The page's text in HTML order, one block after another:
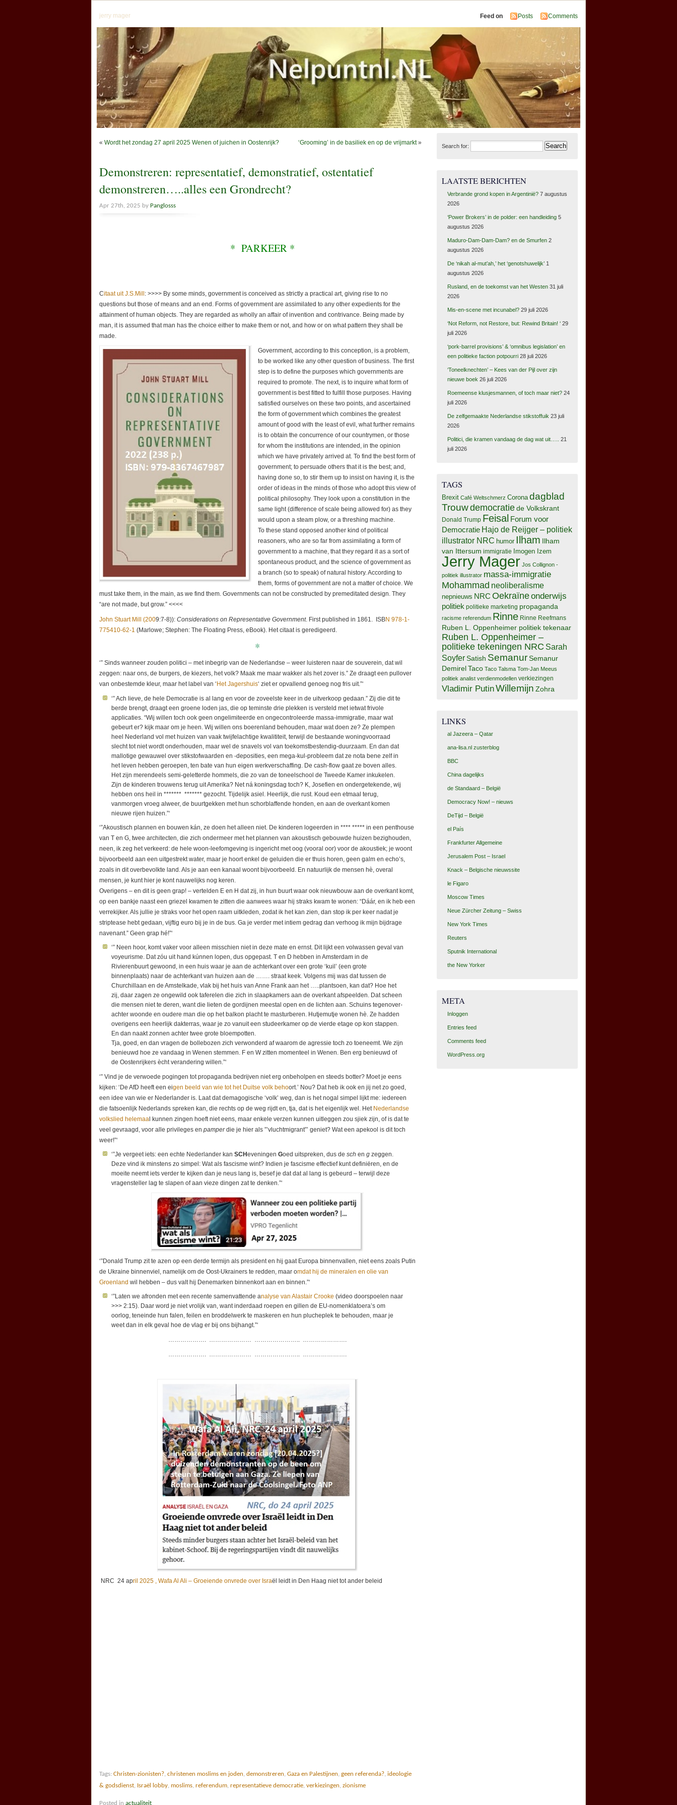
jerry mager Feed on Posts Comments
« Wordt het zondag 27 april 2025 Wenen of juichen in Oostenrijk? ‘Grooming’ in de basiliek en op de vrijmarkt»
Demonstreren: representatief, demonstratief, ostentatief
demonstreren…..alles een Grondrecht?
Apr 27th, 2025 by Panglosss
* PARKEER *
Citaat uit J.S.Mill: >>>> By some minds, government is conceived as strictly a practical art, giving rise to no
questions but those of means and an end. Forms of government are assimilated to any other expedients for the
attainment of human objects. They are regarded as wholly an affair of invention and contrivance. Being made by
man, it is assumed that man has the choice either to make them or not, and how or on what pattern they shall be
made.
Government, according to this conception, is a problem,
to be worked like any other question of business. The first
step is to define the purposes which governments are
required to promote. The next, is to inquire what form of
government is best fitted to fulfill those purposes. Having
satisfied ourselves on these two points, and ascertained
the form of government which combines the greatest
amount of good with the least of evil, what further remains
is to obtain the concurrence of our countrymen, or those
for whom the institutions are intended, in the opinion
which we have privately arrived at. To find the best form of
government; to persuade others that it is the best; and,
having done so, to stir them up to insist on having it, is the
order of ideas in the minds of those who adopt this view of
political philosophy. They look upon a constitution in the
same light (difference of scale being allowed for) as they
would upon a steam plow, or a threshing machine.
To these stand opposed another kind of political
reasoners, who are so far from assimilating a form of
government to a machine, that they regard it as a sort of
spontaneous product, and the science of government as
a branch (so to speak) of natural history. According to
them, forms of government are not a matter of choice. We
must take them, in the main, as we find them. Governments can not be constructed by premeditated design. They
“are not made, but grow.” <<<<
John Stuart Mill (2009:7-8)): Considerations on Representative Government. First published in 1861. ISBN 978-1-
775410-62-1 (Marlowe; Stephen: The Floating Press, eBook). Het citaat is geredigeerd.
*
‘” Sinds wanneer zouden politici – met inbegrip van de Nederlandse – weer luisteren naar de souverein, dat wil
zeggen: naar ons, de burgers, de kiezers, het volk? Maak me maar wakker als het zover is.” Ze draagt een pullover
van onbestemde kleur, maar het label van ‘ Het Jagershuis‘ ziet er opvallend genoeg nog fris uit.”‘
‘” Ach lieve, de hele Democratie is al lang en voor de zoveelste keer in de uitverkoop gedaan.” Zij die dit te
berde brengt, draagt een groene loden jas, die op teminste drie plekken is versteld met ietwat frivole
applicaties. “Wij willen toch ook geen ongelimiteerde en ongecontroleerde massa-immigratie, maar wat
gebeurt er? kijk maar om je heen. Wij willen ons boerenland behouden, maar wat doen ze? Ze plempen
heel Nederland vol met huizen van vaak twijfelachtige kwalititeit, terwijl de bestaande woningvoorraad
slecht tot niet wordt onderhouden, maar wel de snavels vol van toekomstbestendig-duurzaam. En dan dat
mallotige gewauwel over stikstofwaarden en -deposities, een mega-kul-probleem dat ze nota bene zelf in
het leven hebben geroepen, ten bate van hun eigen werkverschaffing. De cash-flow gaat ze boven alles.
Het zijn merendeels semi-geletterde hommels, die zo van de toneelschool de Tweede Kamer inkukelen.
Zijn de kinderen trouwens terug uit Amerika? Net ná koningsdag toch? K, Josefien en ondergetekende, wij
hebben ons heil in ******* ******* gezocht. Tijdelijk asiel. Heerlijk, die rust. Koud een etmaal terug,
vanmorgen vroeg alweer, de buurtgekken met hun schorblaffende honden, en aan de overkant komen
nieuwe rijen huizen.”‘
‘”Akoustisch plannen en bouwen kán, ze doen het alleen niet. De kinderen logeerden in **** ***** in een penthouse
van T en G, twee architecten, die zich ondermeer met het plannen van akoustisch gebouwde huizen bezighouden,
neen, ik zeg het verkeerd: de hele woon-leefomgeving is ingericht met oog (vooral oor) voor de akoustiek; je woont
bijvoorbeeld aan een uitgestrekt water, maar je hoort enkel de geluiden die er thuis horen, geen galm en echo’s,
zoals in dit overbevolkte land. Als je aan een kanaal woont bijvoorbeeld. En natuurlijk de mensen hè, overal
mensen, je kunt hier je kont nauwelijks nog keren.
Overigens – en dit is geen grap! – vertelden E en H dat zij, in hun buurt waar ook nieuwbouw aan de overkant komt,
op een bankje naast een griezel kwamen te zitten die aanwees waar hij straks kwam te wonen: “Dáár, en ik heb een
verrekijker. Als jullie je straks voor het open raam uitkleden, zodat ik het kan zien, dan stop ik per keer nadat je
striptease hebt gedaan, vijftig euro bij je in de bus. Ga je verder met intiem gedrag dan verhoog ik mijn bijdrage
navenant.” Geen grap hé!”‘
‘” Neen hoor, komt vaker voor alleen misschien niet in deze mate en ernst. Dit lijkt een volwassen geval van
voyeurisme. Dat zóu uit hand kúnnen lopen, dus opgepast. T en D hebben in Amsterdam in de
Rivierenbuurt gewoond, in een huis waar je aan de achterkant over een grote ‘kuil’ (een grote
binnenplaats) naar de achterkant van huizen aan de ……. straat keek. Volgens mij was dat tussen de
Churchillaan en de Amstelkade, vlak bij het huis van Anne Frank aan het …..plantsoen, kan dat? Hoe het
zij, daar zagen ze ongewild ook taferelen die zich in slaapkamers aan de overkant afspeelden. Dat scheen
die mensen niet te deren, want die lieten de gordijnen meestal open en de lichten aan. Schuins tegenover-
achter woonde en oudere man die op het balkon placht te masturberen. Hutjemutje wonen hè. Ze hadden
overigens een heerlijk dakterras, waar je zo vanuit een studeerkamer op de vierde etage op kon stappen.
En dan naakt zonnen achter twee grote bloempotten.
Tja, goed, en dan vragen de bollebozen zich verwonderd af waarom de agressie toch zo toeneemt. We zijn
benieuwd hoe ze vandaag in Wenen stemmen. F en W zitten momenteel in Wenen. Ben erg benieuwd of
de Oostenrijkers ècht verandering willen.”‘
‘” Vind je de verwoede pogingen tot propaganda bedrijven niet erg onbeholpen en steeds botter? Moet je eens
kijken: ‘De AfD heeft een eigen beeld van wie tot het Duitse volk behoort.’ Nou? Dat heb ik ook en jij net zo goed,
een idee van wie er Nederlander is. Laat dat demagogische ‘volk’ weg, dan is het nogal simpel lijkt me: iedereen
die fatsoenlijk Nederlands spreken kan, die rechts op de weg rijdt en, tja, dat is het eigenlijk wel. Het Nederlandse
volkslied helemaal kunnen zingen hoeft niet eens, maar enkele verzen kunnen uitleggen zou sjiek zijn, of is dat te
veel gevraagd, voor alle privileges en pamperdie je hier als ”’vluchtmigrant”’ geniet? Wat een apekool is dit toch
weer!”‘
‘”Je vergeet iets: een echte Nederlander kan SCHeveningen Goed uitspreken, dus de sch en g zeggen.
Deze vind ik minstens zo simpel: Wat als fascisme wint? Indien je fascisme effectief kunt definiëren, en de
moeite neemt iets verder te kijken dan je neus lang is, besef je dat dat al lang is gebeurd – terwijl deze
vragensteller lag te slapen of aan vieze dingen zat te denken.”‘
‘”Donald Trump zit te azen op een derde termijn als president en hij gaat Europa binnenvallen, niet eens zoals Putin
de Ukraine binnenviel, namelijk om de Oost-Ukrainers te redden, maar omdat hij de mineralen en olie van
Groenland wil hebben – dus valt hij Denemarken binnenkort aan en binnen.”‘
‘”Laten we afronden met een recente samenvattende analyse van Alastair Crooke (video doorspoelen naar
>>> 2:15). Daar word je niet vrolijk van, want inderdaad roepen en gillen de EU-nomenklatoera’s om
oorlog, teneinde hun falen, feilen en broddelwerk te maskeren en hun plucheplek te behouden, maar je
weet dan in elk geval hoe de vlag er bij ons bijhangt.”‘
………………. ………………… ………………….. ………………….
………………. ………………… ………………….. ………………….
NRC 24 april 2025 , Wafa Al Ali – Groeiende onvrede over Israël leidt in Den Haag niet tot ander beleid
Tags: Christen-zionisten?, christenen moslims en joden, demonstreren, Gaza en Palestijnen, geen referenda?, ideologie
& godsdienst, Israël lobby, moslims, referendum, representatieve democratie, verkiezingen, zionisme
Posted in actualiteit
Search for:
LAATSTE BERICHTEN
Verbrande grond kopen in Argentinië? 7 augustus
2026
‘Power Brokers’ in de polder: een handleiding 5
augustus 2026
Maduro-Dam-Dam-Dam? en de Smurfen 2
augustus 2026
De ‘nikah al-mut’ah,’ het ‘genotshuwelijk’ 1
augustus 2026
Rusland, en de toekomst van het Westen 31 juli
2026
Mis-en-scene met incunabel? 29 juli 2026
‘Not Reform, not Restore, but: Rewind Britain! ‘ 29
juli 2026
‘pork-barrel provisions’ & ‘omnibus legislation’ en
een politieke faction potpourri 28 juli 2026
‘Toneelknechten’ – Kees van der Pijl over zijn
nieuwe boek 26 juli 2026
Roemeense klusjesmannen, of toch maar niet? 24
juli 2026
De zelfgemaakte Nederlandse stikstoffuik 23 juli
2026
Politici, die kramen vandaag de dag wat uit…..
21
juli 2026
TAGS
Brexit Café Weltschmerz Corona dagblad
Trouwdemocratiede Volkskrant
Donald Trump Feisal Forum voor
Democratie Hajo de Reijger – politiek
illustrator NRC humor Ilham Ilham
van Ittersum immigratie Imogen Izem
Jerry Mager Jos Collignon -
politiek illustrator massa-immigratie
Mohammad neoliberalisme
nepnieuws NRC Oekraïneonderwijs
politiek politieke marketing propaganda
racisme referendum Rinne Rinne Reefmans
Ruben L. Oppenheimer politiek tekenaar
Ruben L. Oppenheimer –
politieke tekeningen NRC Sarah
Soyfer Satish SemanurSemanur
DemirelTaco Taco Talsma Tom-Jan Meeus
politiek analist verdienmodellen verkiezingen
Vladimir PutinWillemijn Zohra
LINKS
al Jazeera – Qatar
ana-lisa.nl zusterblog
BBC
China dagelijks
de Standaard – België
Democracy Now! – nieuws
DeTijd – België
el País
Frankfurter Allgemeine
Jerusalem Post – Israel
Knack – Belgische nieuwssite
le Figaro
Moscow Times
Neue Zürcher Zeitung – Swiss
New York Times
Reuters
Sputnik International
the New Yorker
META
Inloggen
Entries feed
Comments feed
WordPress.org